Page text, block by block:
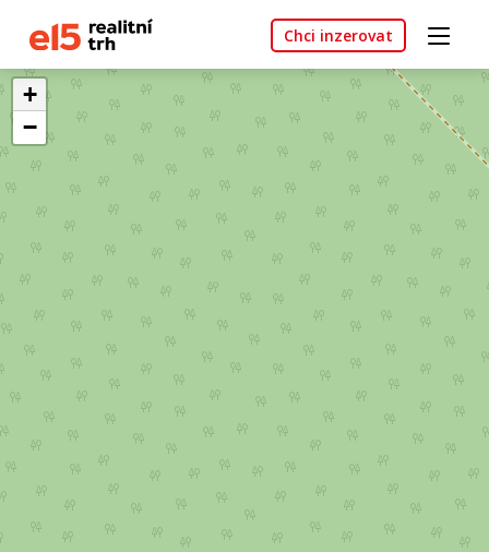
Chci inzerovat
+
−